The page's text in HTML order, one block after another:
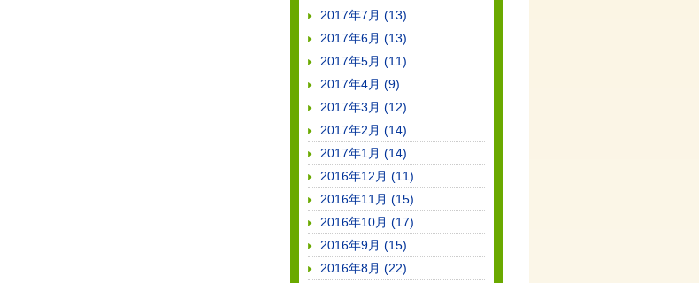
2017年7月 (13)
2017年6月 (13)
2017年5月 (11)
2017年4月 (9)
2017年3月 (12)
2017年2月 (14)
2017年1月 (14)
2016年12月 (11)
2016年11月 (15)
2016年10月 (17)
2016年9月 (15)
2016年8月 (22)